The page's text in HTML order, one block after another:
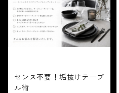
センス不要！垢抜けテーブ
ル術